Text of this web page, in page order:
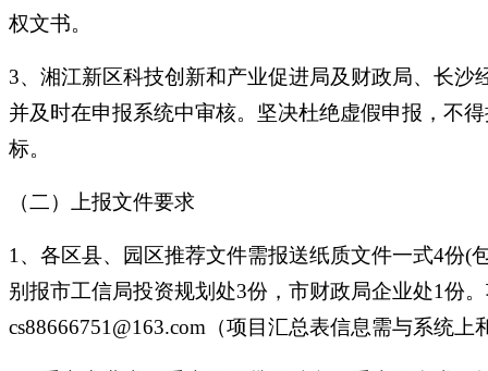
权文书。
3、湘江新区科技创新和产业促进局及财政局、长
并及时在申报系统中审核。坚决杜绝虚假申报，不
标。
（二）上报文件要求
1、各区县、园区推荐文件需报送纸质文件一式4份(
别报市工信局投资规划处3份，市财政局企业处1份
cs88666751@163.com（项目汇总表信息需与系统